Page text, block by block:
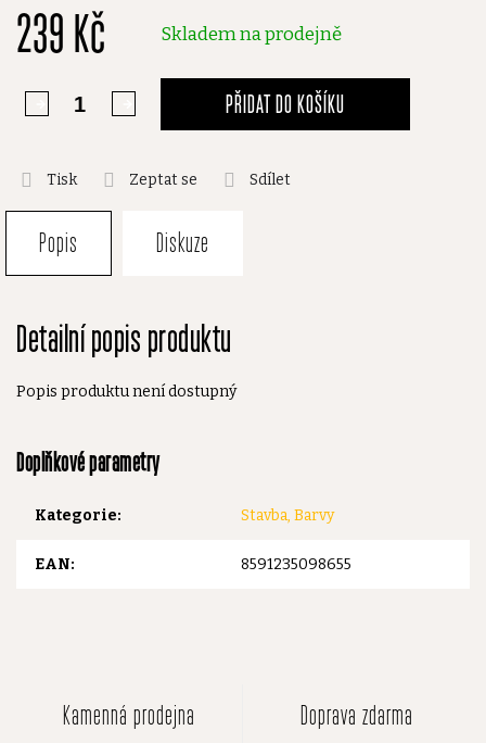
239 Kč Skladem na prodejně
PŘIDAT DO KOŠÍKU
Tisk Zeptat se Sdílet
Popis Diskuze
Detailní popis produktu
Popis produktu není dostupný
Doplňkové parametry
Kategorie: Stavba, Barvy
EAN: 8591235098655
Kamenná prodejna Doprava zdarma